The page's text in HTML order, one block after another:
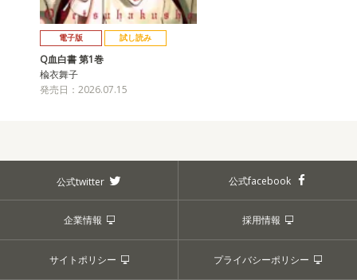
電子版 試し読み
Q血白書 第1巻
楡衣舞子
発売日：2026.07.15
公式twitter 公式facebook
企業情報 採用情報
サイトポリシー プライバシーポリシー